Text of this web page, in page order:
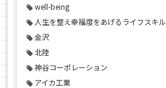
well-being
人生を整え幸福度をあげるライフスキル
金沢
北陸
神谷コーポレーション
アイカ工業